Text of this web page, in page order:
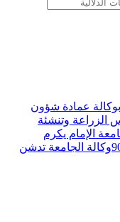
بوكالة عمادة شؤون
الزراعة وتنشئة
الإمام يكرم
وكالة الجامعة تدشن